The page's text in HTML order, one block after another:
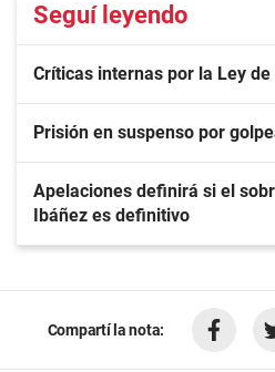
Seguí leyendo
Críticas internas por la Ley
Prisión en suspenso por
Apelaciones definirá si el
Ibáñez es definitivo
Compartí la nota: